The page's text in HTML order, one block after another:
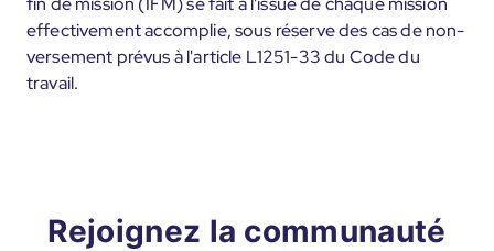
effectivement accomplie, sous réserve des cas de non-
versement prévus à l'article L1251-33 du Code du
travail.
Rejoignez la communauté